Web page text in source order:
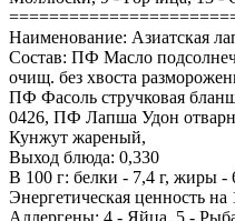
Наименование: Азиатская
Состав: ПФ Масло
очищ. без хвоста
ПФ Фасоль стручковая
0426, ПФ Лапша Удон
Кунжут жареный,
Выход блюда: 0,330
В 100 г: белки - 7,4 г, жиры -
Энергетическая ценность на
Аллергены: 4 - Яйца, 5 -